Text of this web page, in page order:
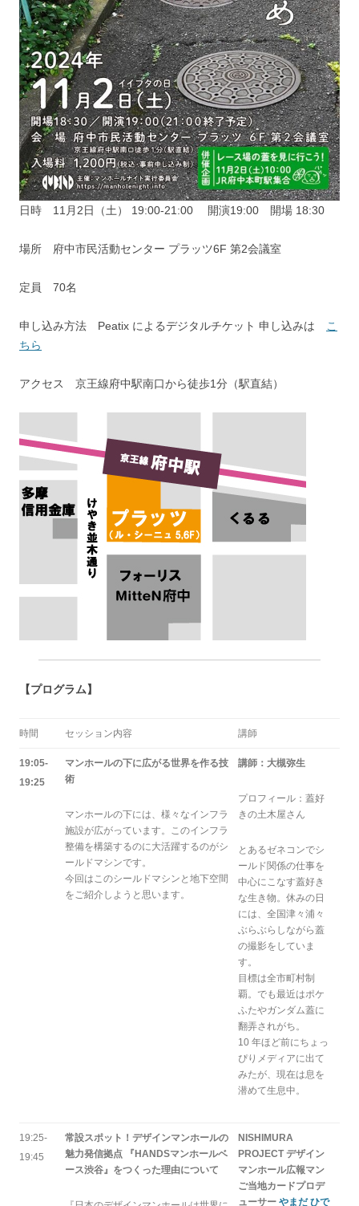
日時 11月2日（土） 19:00-21:00 開演19:00 開場 18:30
場所 府中市民活動センター プラッツ6F 第2会議室
定員 70名
申し込み方法 Peatix によるデジタルチケット 申し込みは
こ
ちら
アクセス 京王線府中駅南口から徒歩1分（駅直結）
【プログラム】
時間 セッション内容 講師
19:05-
19:25
マンホールの下に広がる世界を作る技
術
マンホールの下には、様々なインフラ
施設が広がっています。このインフラ
整備を構築するのに大活躍するのがシ
ールドマシンです。
今回はこのシールドマシンと地下空間
をご紹介しようと思います。
講師：大槻弥生
プロフィール：蓋好
きの土木屋さん
とあるゼネコンでシ
ールド関係の仕事を
中心にこなす蓋好き
な生き物。休みの日
には、全国津々浦々
ぶらぶらしながら蓋
の撮影をしていま
す。
目標は全市町村制
覇。でも最近はポケ
ふたやガンダム蓋に
翻弄されがち。
10 年ほど前にちょっ
ぴりメディアに出て
みたが、現在は息を
潜めて生息中。
19:25-
19:45
常設スポット！デザインマンホールの
魅力発信拠点 『HANDSマンホールベ
ース渋谷』をつくった理由について
NISHIMURA
PROJECT デザイン
マンホール広報マン
ご当地カードプロデ
ューサー やまだ ひで